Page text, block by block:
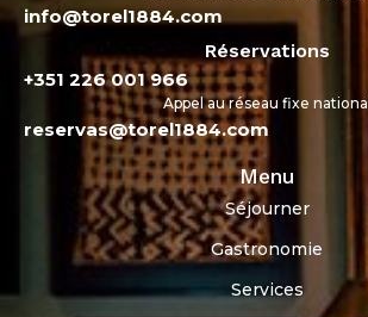
info@torel1884.com
Réservations
+351 226 001 966
Appel au réseau fixe national
reservas@torel1884.com
Menu
Séjourner
Gastronomie
Services